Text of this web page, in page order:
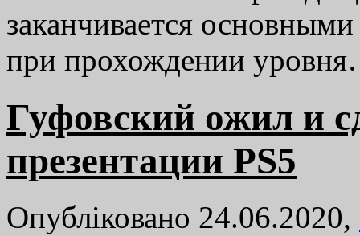
заканчивается
при прохождении
Гуфовский ожил и
презентации PS5
Опубліковано 24.06.2020,